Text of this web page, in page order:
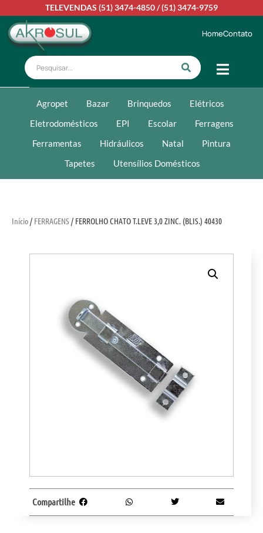
TELEVENDAS (51) 3474-4850/(51) 3474-9759
HomeContato
Agropet Bazar Brinquedos
Elétricos
Eletrodomésticos
EPI Escolar
Ferragens
Ferramentas
Hidráulicos Natal
Pintura
Tapetes
Utensílios Domésticos
Início/ FERRAGENS/ FERROLHO CHATO T.LEVE 3,0 ZINC. (BLIS.) 40430
Compartilhe